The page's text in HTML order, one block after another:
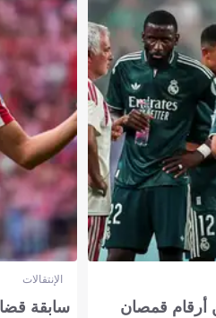
أرقام قمصان
الإنتقالات
سابقة